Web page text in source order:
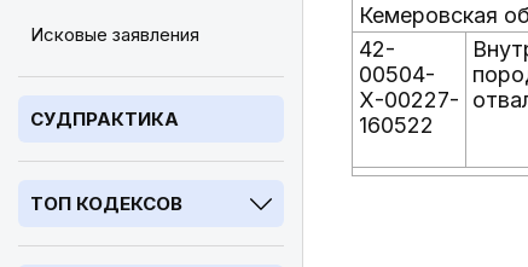
Исковые заявления
СУДПРАКТИКА
ТОП КОДЕКСОВ
Кемеровская
42-
00504-
Х-00227-
160522